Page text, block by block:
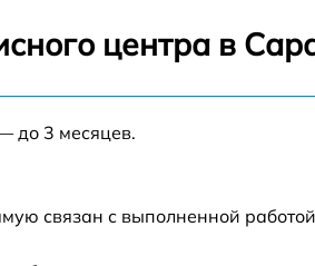
от 60 мин
центра в
до 3 месяцев.
связан с выполненной